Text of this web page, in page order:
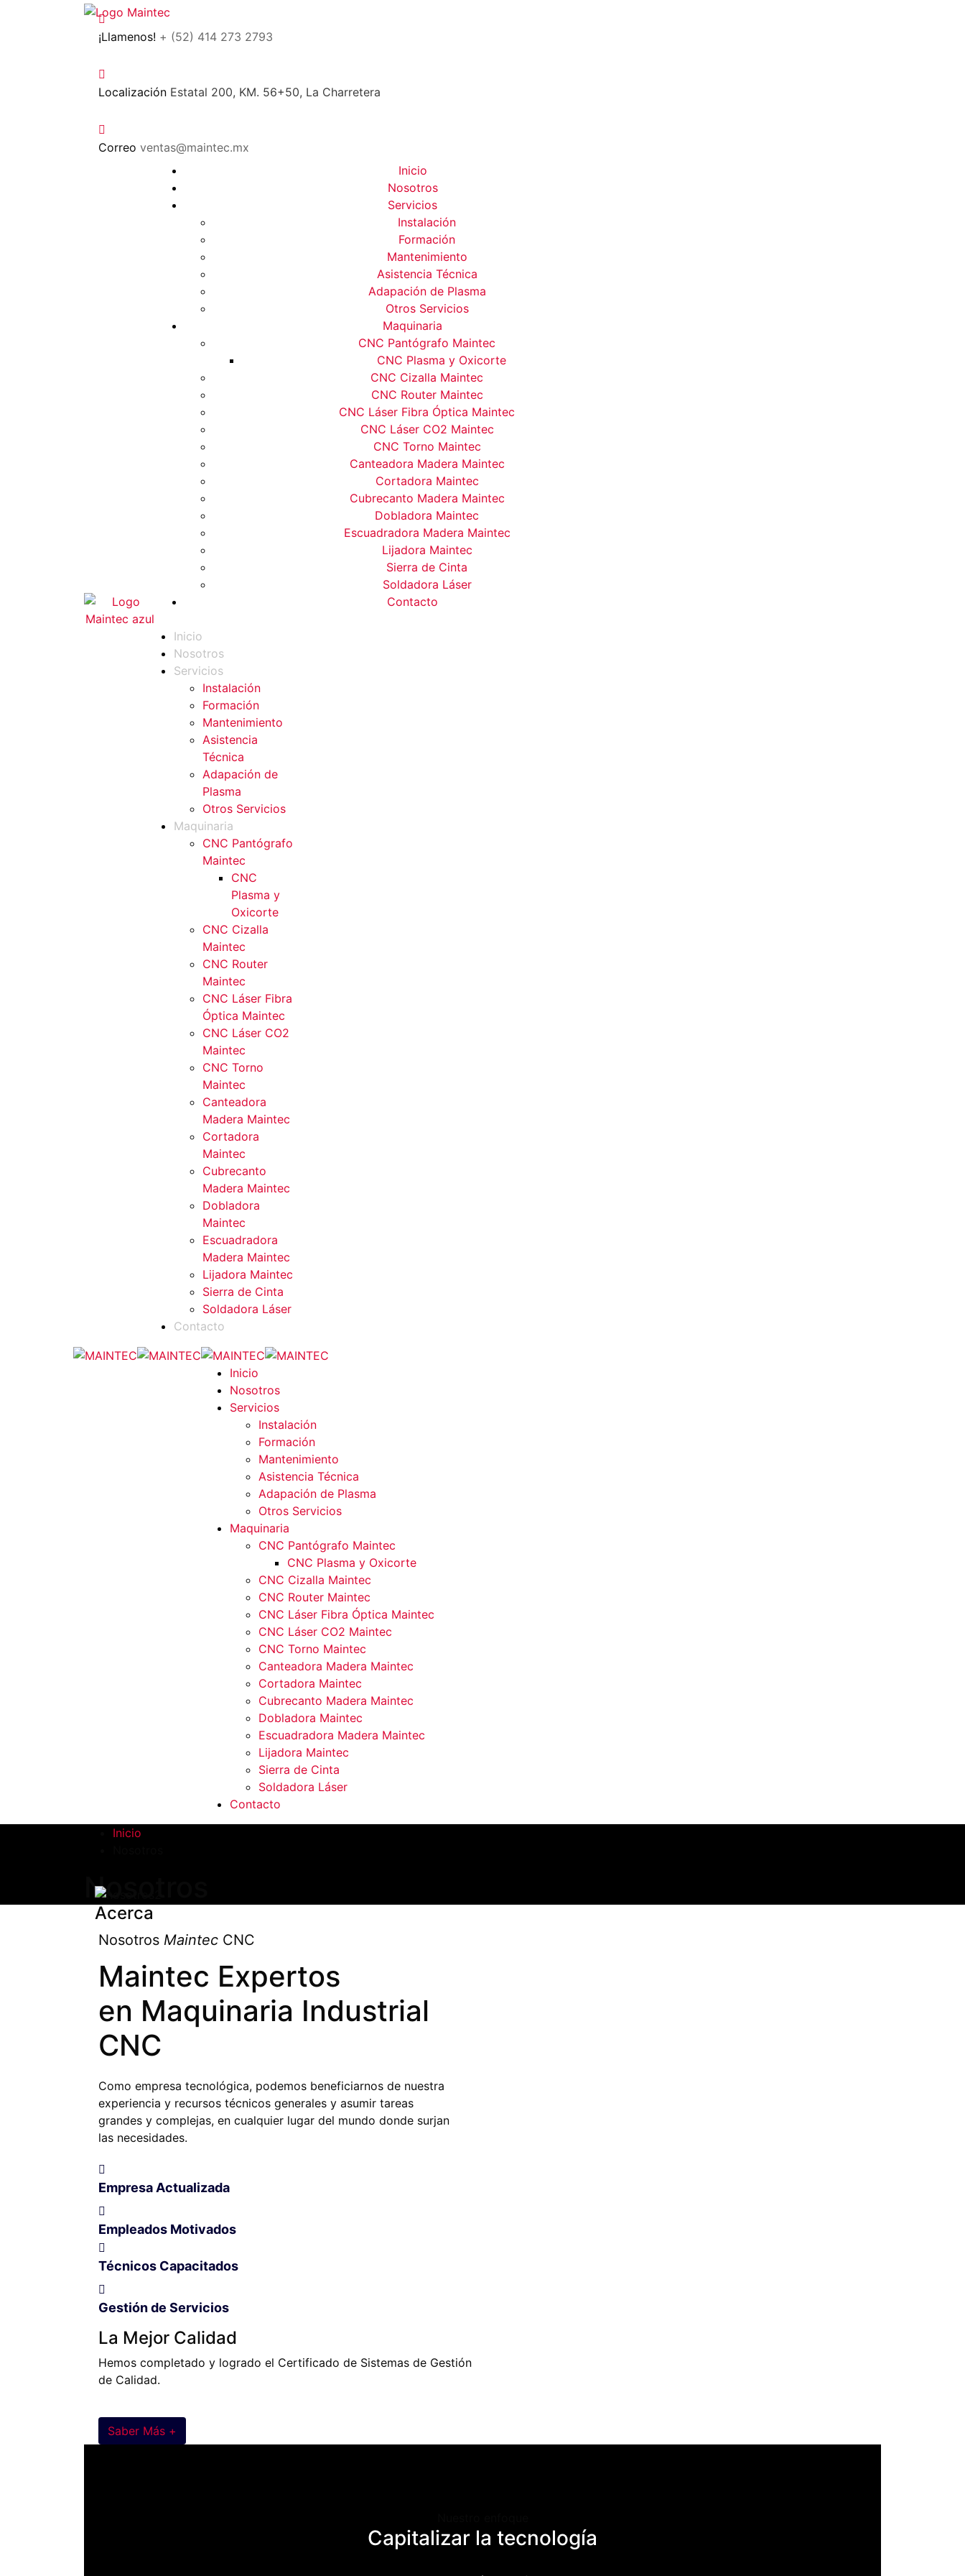
¡Llamenos! + (52) 414 273 2793
Localización Estatal 200, KM. 56+50, La Charretera
Correo ventas@maintec.mx
Inicio
Nosotros
Servicios
Instalación
Formación
Mantenimiento
Asistencia Técnica
Adapación de Plasma
Otros Servicios
Maquinaria
CNC Pantógrafo Maintec
CNC Plasma y Oxicorte
CNC Cizalla Maintec
CNC Router Maintec
CNC Láser Fibra Óptica Maintec
CNC Láser CO2 Maintec
CNC Torno Maintec
Canteadora Madera Maintec
Cortadora Maintec
Cubrecanto Madera Maintec
Dobladora Maintec
Escuadradora Madera Maintec
Lijadora Maintec
Sierra de Cinta
Soldadora Láser
Contacto
Inicio
Nosotros
Servicios
Instalación
Formación
Mantenimiento
Asistencia
Técnica
Adapación de
Plasma
Otros Servicios
Maquinaria
CNC Pantógrafo
Maintec
CNC
Plasma y
Oxicorte
CNC Cizalla
Maintec
CNC Router
Maintec
CNC Láser Fibra
Óptica Maintec
CNC Láser CO2
Maintec
CNC Torno
Maintec
Canteadora
Madera Maintec
Cortadora
Maintec
Cubrecanto
Madera Maintec
Dobladora
Maintec
Escuadradora
Madera Maintec
Lijadora Maintec
Sierra de Cinta
Soldadora Láser
Contacto
Inicio
Nosotros
Servicios
Instalación
Formación
Mantenimiento
Asistencia Técnica
Adapación de Plasma
Otros Servicios
Maquinaria
CNC Pantógrafo Maintec
CNC Plasma y Oxicorte
CNC Cizalla Maintec
CNC Router Maintec
CNC Láser Fibra Óptica Maintec
CNC Láser CO2 Maintec
CNC Torno Maintec
Canteadora Madera Maintec
Cortadora Maintec
Cubrecanto Madera Maintec
Dobladora Maintec
Escuadradora Madera Maintec
Lijadora Maintec
Sierra de Cinta
Soldadora Láser
Contacto
Inicio
Nosotros
Acerca
Nosotros Maintec CNC
Maintec Expertos
en Maquinaria Industrial
CNC
Como empresa tecnológica, podemos beneficiarnos de nuestra
experiencia y recursos técnicos generales y asumir tareas
grandes y complejas, en cualquier lugar del mundo donde surjan
las necesidades.
Empresa Actualizada
Empleados Motivados
Técnicos Capacitados
Gestión de Servicios
La Mejor Calidad
Hemos completado y logrado el Certificado de Sistemas de Gestión
de Calidad.
Saber Más +
Capitalizar la tecnología